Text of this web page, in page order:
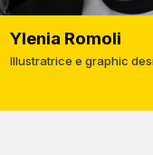
Ylenia Romoli
Illustratrice e graphic